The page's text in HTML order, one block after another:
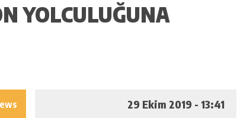
KAMUOYUNA AÇIKLAYIN”
DURMAYA DAVET EDİYORUZ”
YOLCULUĞUNA
29 Ekim 2019 - 13:41